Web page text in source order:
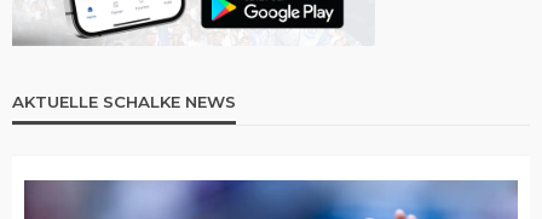
AKTUELLE SCHALKE NEWS